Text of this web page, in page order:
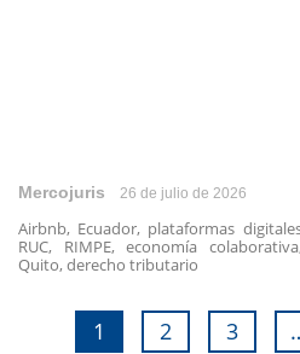
Mercojuris 26 de julio de 2026
Airbnb, Ecuador, plataformas
RUC, RIMPE, economía
Quito, derecho tributario
1 2 3